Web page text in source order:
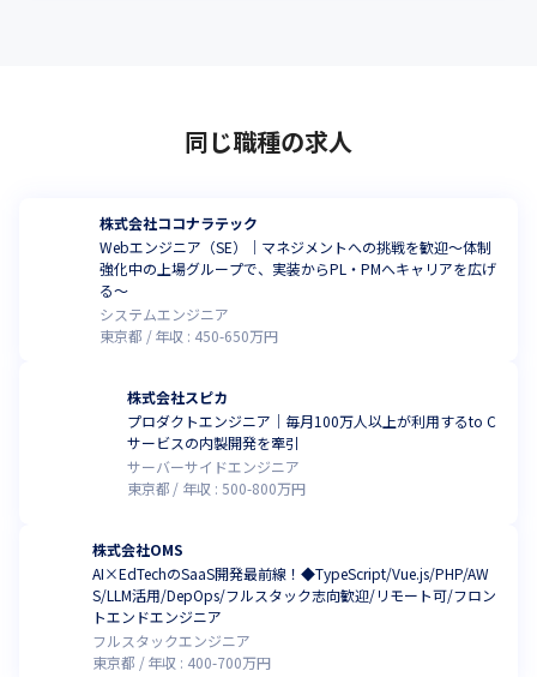
同じ職種の求人
株式会社ココナラテック
Webエンジニア（SE）｜マネジメントへの挑戦を歓迎〜体制
強化中の上場グループで、実装からPL・PMへキャリアを広げ
る〜
システムエンジニア
東京都
年収 : 450-650万円
株式会社スピカ
プロダクトエンジニア｜毎月100万人以上が利用するto C
サービスの内製開発を牽引
サーバーサイドエンジニア
東京都
年収 : 500-800万円
株式会社OMS
AI×EdTechのSaaS開発最前線！◆TypeScript/Vue.js/PHP/AW
S/LLM活用/DepOps/フルスタック志向歓迎/リモート可/フロン
トエンドエンジニア
フルスタックエンジニア
東京都
年収 : 400-700万円